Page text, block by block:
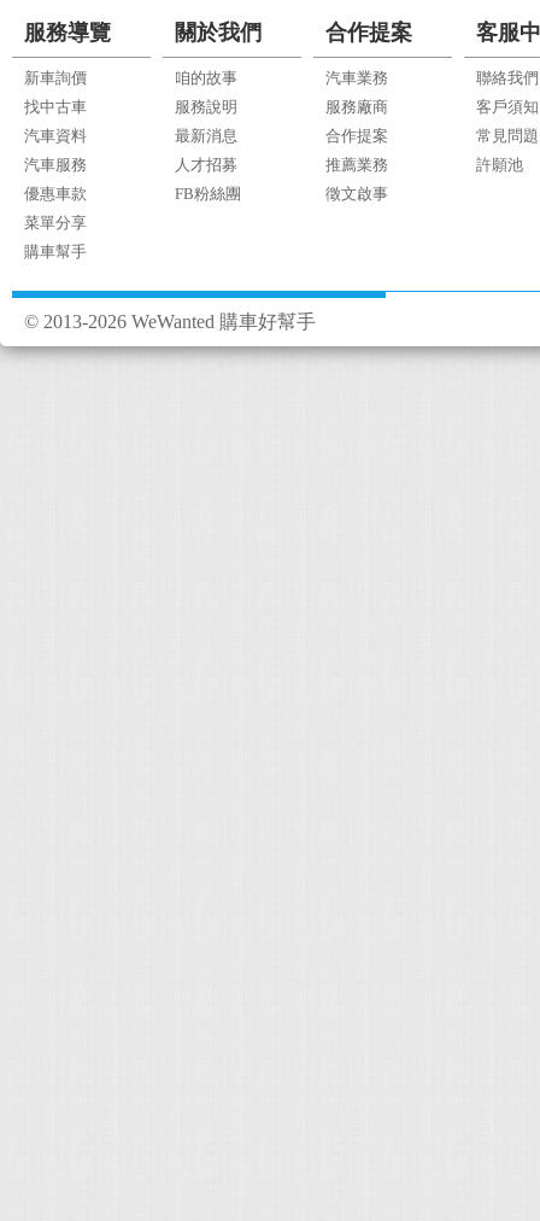
服務導覽
新車詢價
找中古車
汽車資料
汽車服務
優惠車款
菜單分享
購車幫手
關於我們
咱的故事
服務說明
最新消息
人才招募
FB粉絲團
合作提案
汽車業務
服務廠商
合作提案
推薦業務
徵文啟事
客服
聯絡我們
客戶須知
常見問題
許願池
© 2013-2026 WeWanted 購車好幫手